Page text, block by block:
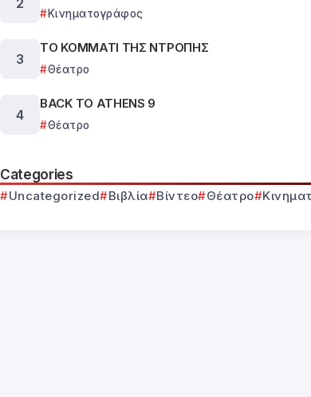
Κινηματογράφος
ΤΟ ΚΟΜΜΑΤΙ ΤΗΣ ΝΤΡΟΠΗΣ
Θέατρο
BACK TO ATHENS 9
Θέατρο
Categories
Uncategorized Βιβλία Βίντεο Θέατρο